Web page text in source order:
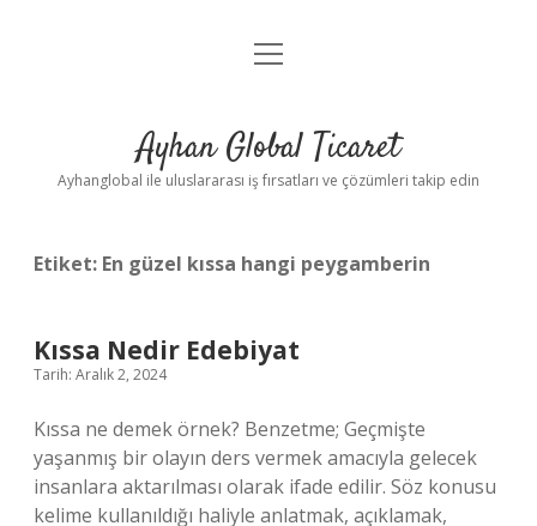
Anasayfa
Yasal Uyarı
menüyü
Ayhan Global Ticaret
Ayhanglobal ile uluslararası iş fırsatları ve çözümleri takip edin
Etiket: En güzel kıssa hangi peygamberin
Kıssa Nedir Edebiyat
Tarih: Aralık 2, 2024
Kıssa ne demek örnek? Benzetme; Geçmişte
yaşanmış bir olayın ders vermek amacıyla gelecek
insanlara aktarılması olarak ifade edilir. Söz konusu
kelime kullanıldığı haliyle anlatmak, açıklamak,